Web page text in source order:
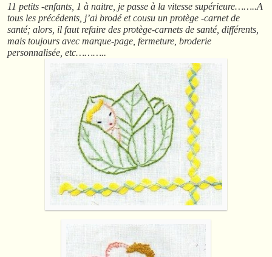
11 petits -enfants, 1 à naitre, je passe à la vitesse supérieure……..A
tous les précédents, j’ai brodé et cousu un protège -carnet de
santé; alors, il faut refaire des protège-carnets de santé, différents,
mais toujours avec marque-page, fermeture, broderie
personnalisée, etc………..